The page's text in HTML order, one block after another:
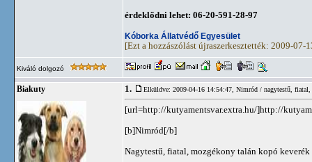
érdeklődni lehet: 06-20-591-28-97
Kóborka Állatvédő Egyesület
[Ezt a hozzászólást újraszerkesztették: 2009-07-
Kiváló dolgozó
Biakuty 1. Elküldve: 2009-04-16 14:54:47, Nimród / nagytestű, fiatal,
[url=http://kutyamentsvar.extra.hu/]http://
[b]Nimród[/b]
Nagytestű, fiatal, mozgékony talán kopó keverék